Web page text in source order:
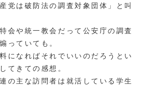
党は破防法の調査対象団体」と叫
会や統一教会だって公安庁の調査
っていても。
になればそれでいいのだろうとい
てきての感想。
の主な訪問者は就活している学生